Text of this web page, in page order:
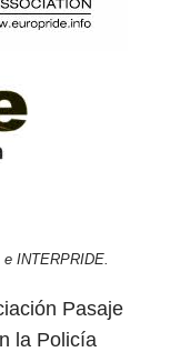
INTERPRIDE.
Pasaje
la Policía